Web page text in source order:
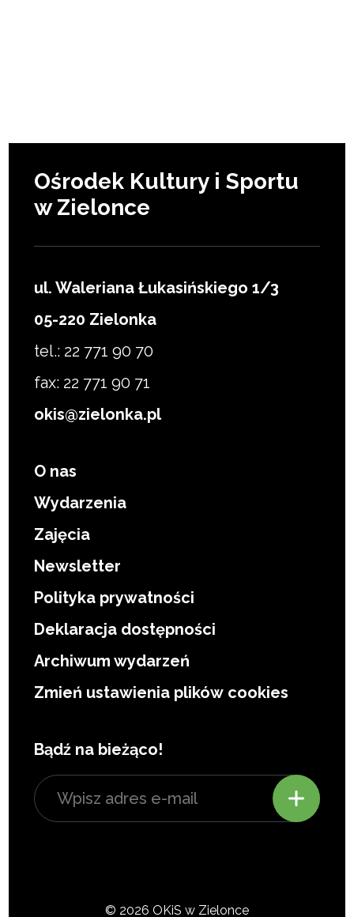
Ośrodek Kultury i Sportu
w Zielonce
ul. Waleriana Łukasińskiego 1/3
05-220 Zielonka
tel.: 22 771 90 70
fax: 22 771 90 71
okis@zielonka.pl
O nas
Wydarzenia
Zajęcia
Newsletter
Polityka prywatności
Deklaracja dostępności
Archiwum wydarzeń
Zmień ustawienia plików cookies
Bądź na bieżąco!
© 2026 OKiS w Zielonce